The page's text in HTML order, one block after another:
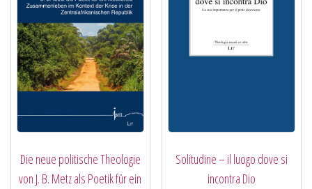
Die neue politische Theologie
von J. B. Metz als Poetik für ein
Solitudine – il luogo dove si
incontra Dio